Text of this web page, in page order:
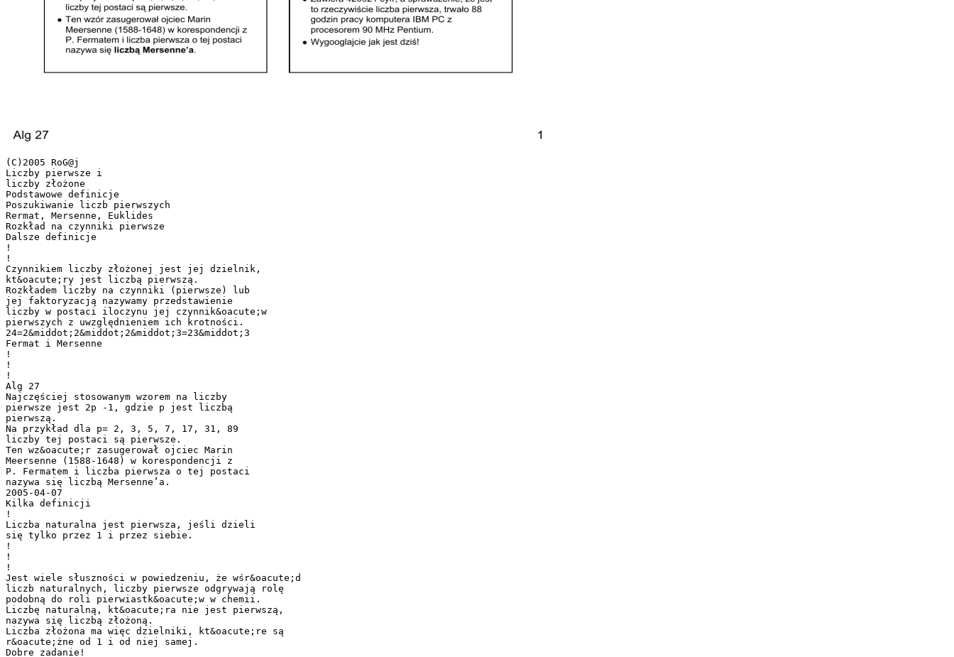
(C)2005 RoG@j
Liczby pierwsze i
liczby złożone
Podstawowe definicje
Poszukiwanie liczb pierwszych
Rermat, Mersenne, Euklides
Rozkład na czynniki pierwsze
Dalsze definicje
!
!
Czynnikiem liczby złożonej jest jej dzielnik,
kt&oacute;ry jest liczbą pierwszą.
Rozkładem liczby na czynniki (pierwsze) lub
jej faktoryzacją nazywamy przedstawienie
liczby w postaci iloczynu jej czynnik&oacute;w
pierwszych z uwzględnieniem ich krotności.
24=2&middot;2&middot;2&middot;3=23&middot;3
Fermat i Mersenne
!
!
!
Alg 27
Najczęściej stosowanym wzorem na liczby
pierwsze jest 2p -1, gdzie p jest liczbą
pierwszą.
Na przykład dla p= 2, 3, 5, 7, 17, 31, 89
liczby tej postaci są pierwsze.
Ten wz&oacute;r zasugerował ojciec Marin
Meersenne (1588-1648) w korespondencji z
P. Fermatem i liczba pierwsza o tej postaci
nazywa się liczbą Mersenne’a.
2005-04-07
Kilka definicji
!
Liczba naturalna jest pierwsza, jeśli dzieli
się tylko przez 1 i przez siebie.
!
!
!
Jest wiele słuszności w powiedzeniu, że wśr&oacute;d
liczb naturalnych, liczby pierwsze odgrywają rolę
podobną do roli pierwiastk&oacute;w w chemii.
Liczbę naturalną, kt&oacute;ra nie jest pierwszą,
nazywa się liczbą złożoną.
Liczba złożona ma więc dzielniki, kt&oacute;re są
r&oacute;żne od 1 i od niej samej.
Dobre zadanie!